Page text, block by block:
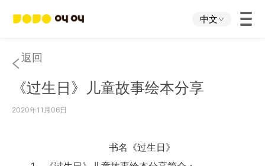
中文
首页
叫叫App
关于我们
返回
《过生日》儿童故事绘本分享
2020年11月06日
书名《过生日》